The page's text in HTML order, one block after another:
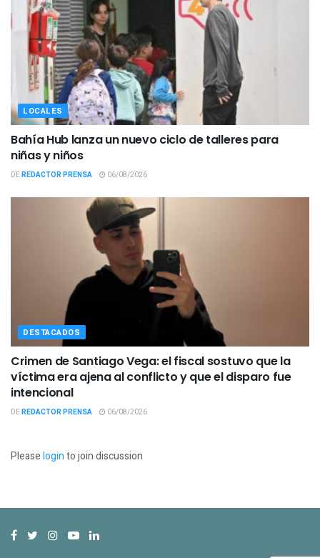
LOCALES
Bahía Hub lanza un nuevo ciclo de talleres para
niñas y niños
DEREDACTOR PRENSA 06/08/2026
DESTACADOS
Crimen de Santiago Vega: el fiscal sostuvo que la
víctima era ajena al conflicto y que el disparo fue
intencional
DEREDACTOR PRENSA 06/08/2026
Pleaseloginto join discussion